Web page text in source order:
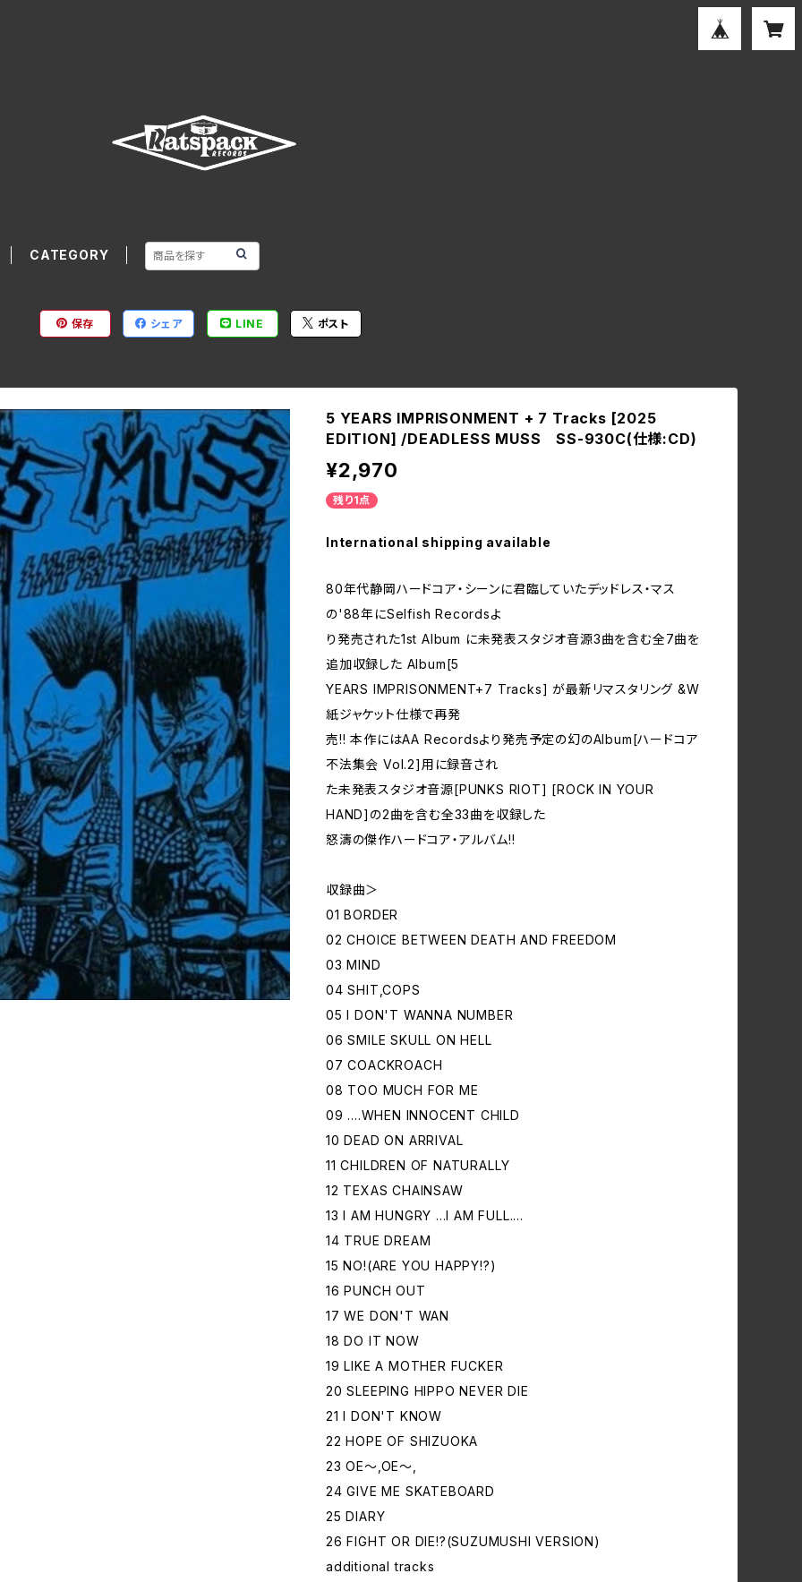
CATEGORY
保存 シェア LINE ポスト
5 YEARS IMPRISONMENT + 7 Tracks [2025
EDITION] /DEADLESS MUSS SS-930C(仕様:CD)
¥2,970
残り1点
International shipping available
80年代静岡ハードコア・シーンに君臨していたデッドレス・マス
の'88年にSelfish Recordsよ
り発売された1st Album に未発表スタジオ音源3曲を含む全7曲を
追加収録した Album[5
YEARS IMPRISONMENT+7 Tracks] が最新リマスタリング &W
紙ジャケット仕様で再発
売!! 本作にはAA Recordsより発売予定の幻のAlbum[ハードコア
不法集会 Vol.2]用に録音され
た未発表スタジオ音源[PUNKS RIOT] [ROCK IN YOUR
HAND]の2曲を含む全33曲を収録した
怒濤の傑作ハードコア・アルバム!!
収録曲＞
01 BORDER
02 CHOICE BETWEEN DEATH AND FREEDOM
03 MIND
04 SHIT,COPS
05 I DON'T WANNA NUMBER
06 SMILE SKULL ON HELL
07 COACKROACH
08 TOO MUCH FOR ME
09 ....WHEN INNOCENT CHILD
10 DEAD ON ARRIVAL
11 CHILDREN OF NATURALLY
12 TEXAS CHAINSAW
13 I AM HUNGRY ...I AM FULL....
14 TRUE DREAM
15 NO!(ARE YOU HAPPY!?)
16 PUNCH OUT
17 WE DON'T WAN
18 DO IT NOW
19 LIKE A MOTHER FUCKER
20 SLEEPING HIPPO NEVER DIE
21 I DON'T KNOW
22 HOPE OF SHIZUOKA
23 OE～,OE～,
24 GIVE ME SKATEBOARD
25 DIARY
26 FIGHT OR DIE!?(SUZUMUSHI VERSION)
additional tracks